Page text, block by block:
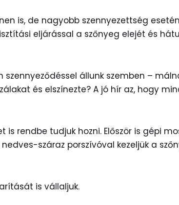
is, de nagyobb szennyezettség
eljárással a szőnyeg elejét és
szennyeződéssel állunk szemben –
és elszínezte? A jó hír az, hogy
is rendbe tudjuk hozni. Először is gépi
száraz porszívóval kezeljük a
is vállaljuk.